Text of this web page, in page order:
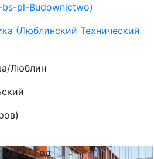
pl-Budownictwo)
(Люблинский Технический
Люблин
€/ Год